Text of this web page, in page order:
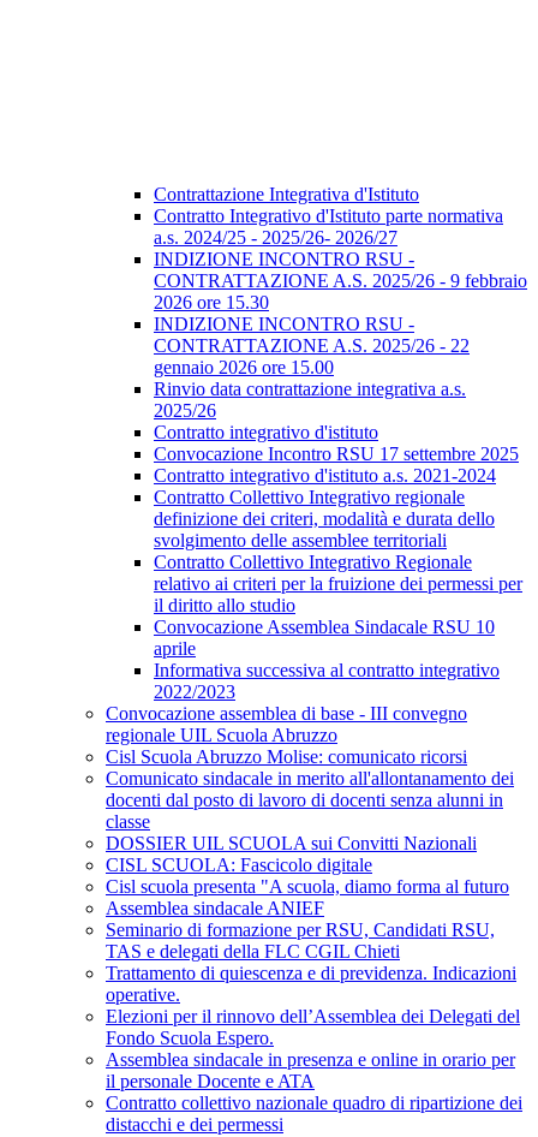
Contrattazione Integrativa d'Istituto
Contratto Integrativo d'Istituto parte normativa
a.s. 2024/25 - 2025/26- 2026/27
INDIZIONE INCONTRO RSU -
CONTRATTAZIONE A.S. 2025/26 - 9 febbraio
2026 ore 15.30
INDIZIONE INCONTRO RSU -
CONTRATTAZIONE A.S. 2025/26 - 22
gennaio 2026 ore 15.00
Rinvio data contrattazione integrativa a.s.
2025/26
Contratto integrativo d'istituto
Convocazione Incontro RSU 17 settembre 2025
Contratto integrativo d'istituto a.s. 2021-2024
Contratto Collettivo Integrativo regionale
definizione dei criteri, modalità e durata dello
svolgimento delle assemblee territoriali
Contratto Collettivo Integrativo Regionale
relativo ai criteri per la fruizione dei permessi per
il diritto allo studio
Convocazione Assemblea Sindacale RSU 10
aprile
Informativa successiva al contratto integrativo
2022/2023
Convocazione assemblea di base - III convegno
regionale UIL Scuola Abruzzo
Cisl Scuola Abruzzo Molise: comunicato ricorsi
Comunicato sindacale in merito all'allontanamento dei
docenti dal posto di lavoro di docenti senza alunni in
classe
DOSSIER UIL SCUOLA sui Convitti Nazionali
CISL SCUOLA: Fascicolo digitale
Cisl scuola presenta "A scuola, diamo forma al futuro
Assemblea sindacale ANIEF
Seminario di formazione per RSU, Candidati RSU,
TAS e delegati della FLC CGIL Chieti
Trattamento di quiescenza e di previdenza. Indicazioni
operative.
Elezioni per il rinnovo dell’Assemblea dei Delegati del
Fondo Scuola Espero.
Assemblea sindacale in presenza e online in orario per
il personale Docente e ATA
Contratto collettivo nazionale quadro di ripartizione dei
distacchi e dei permessi